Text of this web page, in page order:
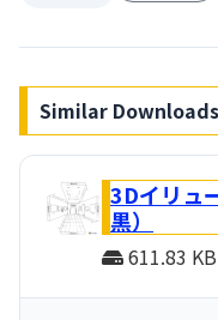
Similar Downloads
3Dイリュ
黒）
611.83 KB